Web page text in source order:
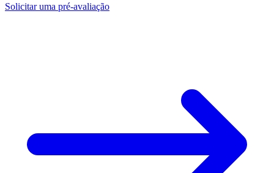
Solicitar uma pré-avaliação